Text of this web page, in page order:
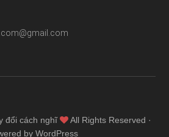
đổi cách nghĩ
All Rights Reserved ·
by WordPress